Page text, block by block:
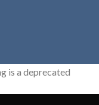
is a deprecated